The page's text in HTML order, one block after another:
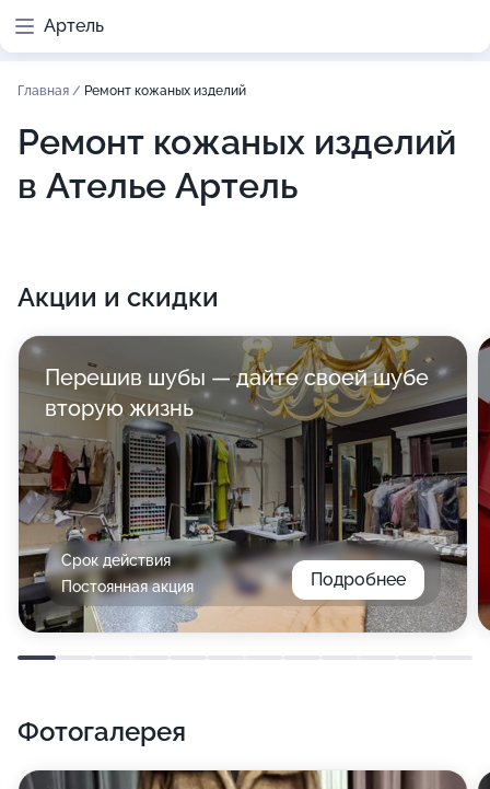
Артель
Главная / Ремонт кожаных изделий
Ремонт кожаных изделий
в Ателье Артель
Акции и скидки
Перешив шубы — дайте своей шубе
вторую жизнь
Срок действия
Постоянная акция
Подробнее
Фотогалерея